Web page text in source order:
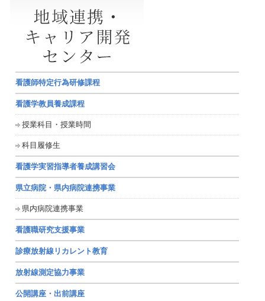
看護師特定行為研修課程
看護学教員養成課程
授業科目・授業時間
科目履修生
看護学実習指導者養成講習会
県立病院・県内病院連携事業
県内病院連携事業
看護職研究支援事業
診療放射線リカレント教育
放射線測定協力事業
公開講座・出前講座